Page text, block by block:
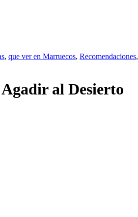
, que ver en Marruecos, Recomendaciones,
al Desierto